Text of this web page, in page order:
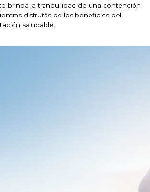
brinda la tranquilidad de una contención
disfrutás de los beneficios del
saludable.